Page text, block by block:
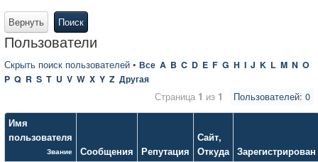
Вернуть Поиск
Пользователи
Скрыть поиск пользователей • Все A B C D E F G H I J K L M N O
P Q R S T U V W X Y Z Другая
Пользователей: 0
Страница 1 из 1
Имя
пользователя
Звание Сообщения Репутация
Сайт,
Откуда Зарегистрирован